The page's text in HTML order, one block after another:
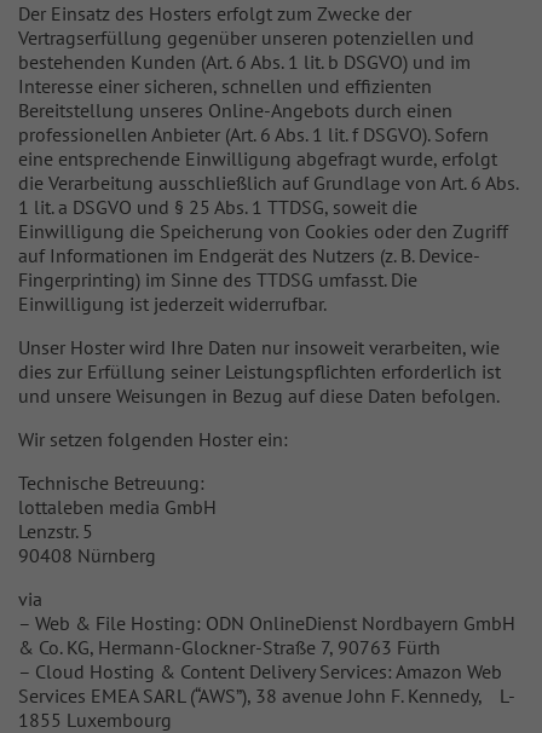
Der Einsatz des Hosters erfolgt zum Zwecke der
Vertragserfüllung gegenüber unseren potenziellen und
bestehenden Kunden (Art. 6 Abs. 1 lit. b DSGVO) und im
Interesse einer sicheren, schnellen und effizienten
Bereitstellung unseres Online-Angebots durch einen
professionellen Anbieter (Art. 6 Abs. 1 lit. f DSGVO). Sofern
eine entsprechende Einwilligung abgefragt wurde, erfolgt
die Verarbeitung ausschließlich auf Grundlage von Art. 6 Abs.
1 lit. a DSGVO und § 25 Abs. 1 TTDSG, soweit die
Einwilligung die Speicherung von Cookies oder den Zugriff
auf Informationen im Endgerät des Nutzers (z. B. Device-
Fingerprinting) im Sinne des TTDSG umfasst. Die
Einwilligung ist jederzeit widerrufbar.
Unser Hoster wird Ihre Daten nur insoweit verarbeiten, wie
dies zur Erfüllung seiner Leistungspflichten erforderlich ist
und unsere Weisungen in Bezug auf diese Daten befolgen.
Wir setzen folgenden Hoster ein:
Technische Betreuung:
lottaleben media GmbH
Lenzstr. 5
90408 Nürnberg
via
– Web & File Hosting: ODN OnlineDienst Nordbayern GmbH
& Co. KG, Hermann-Glockner-Straße 7, 90763 Fürth
– Cloud Hosting & Content Delivery Services: Amazon Web
Services EMEA SARL (“AWS”), 38 avenue John F. Kennedy, L-
1855 Luxembourg